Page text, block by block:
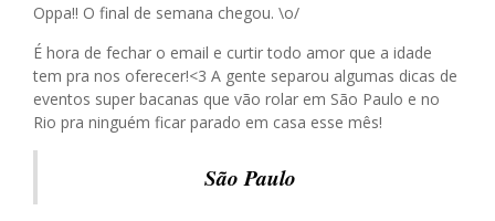
Oppa!! O final de semana chegou. \o/
É hora de fechar o email e curtir todo amor que a idade
tem pra nos oferecer!<3 A gente separou algumas dicas de
eventos super bacanas que vão rolar em São Paulo e no
Rio pra ninguém ficar parado em casa esse mês!
São Paulo